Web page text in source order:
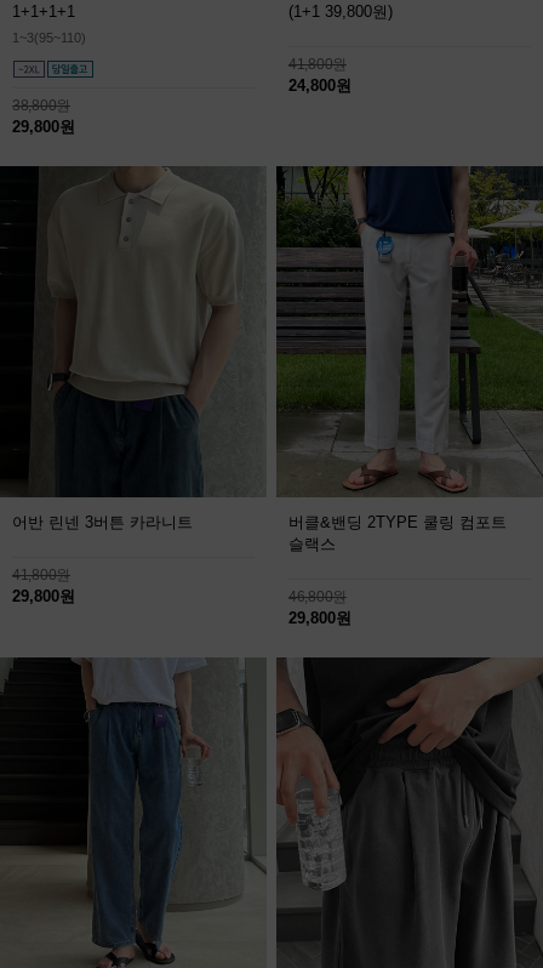
1+1+1+1
1~3(95~110)
38,800원
29,800원
(1+1 39,800원)
41,800원
24,800원
어반 린넨 3버튼 카라니트
41,800원
29,800원
버클&밴딩 2TYPE 쿨링 컴포트
슬랙스
46,800원
29,800원